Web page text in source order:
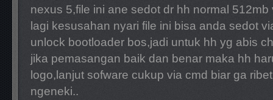
nexus 5,file ini ane sedot dr hh normal
lagi kesusahan nyari file ini bisa anda sedot
unlock bootloader bos,jadi untuk hh yg abis
jika pemasangan baik dan benar maka hh
logo,lanjut sofware cukup via cmd biar ga
ngeneki..